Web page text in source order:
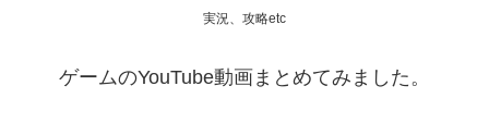
実況、攻略etc
ゲームのYouTube動画まとめてみました。